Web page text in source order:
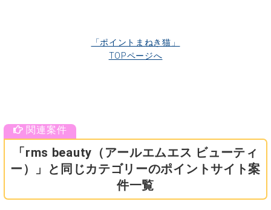
「ポイントまねき猫」
TOPページへ
「rms beauty（アールエムエス ビューティ
ー）」と同じカテゴリーのポイントサイト案
件一覧